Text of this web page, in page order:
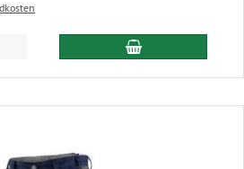
In den